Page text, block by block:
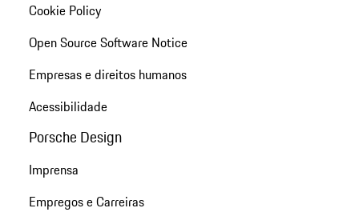
Cookie Policy
Open Source Software Notice
Empresas e direitos humanos
Acessibilidade
Porsche Design
Imprensa
Empregos e Carreiras